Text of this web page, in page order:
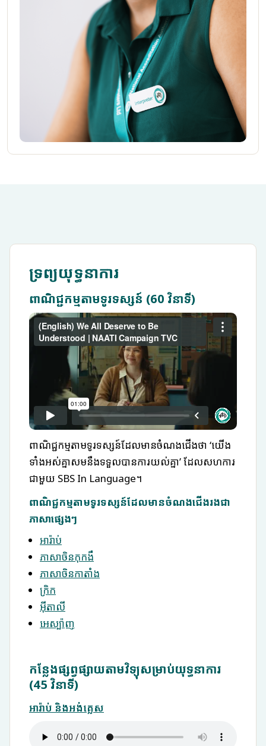
ទ្រព្យយុទ្ធនាការ
ពាណិជ្ជកម្មតាមទូរទស្សន៍ (60 វិនាទី)
ពាណិជ្ជកម្មតាមទូរទស្សន៍ដែលមានចំណងជើងថា ‘យើង
ទាំងអស់គ្នាសមនឹងទទួលបានការយល់គ្នា’ ដែលសហការ
ជាមួយ SBS In Language។
ពាណិជ្ជកម្មតាមទូរទស្សន៍ដែលមានចំណងជើងរងជា
ភាសាផ្សេងៗ
អារ៉ាប់
ភាសាចិនកុកងឺ
ភាសាចិនកាតាំង
ក្រិក
អ៊ីតាលី
អេស្ប៉ាញ
កន្លែងផ្សព្វផ្សាយតាមវិទ្យុសម្រាប់យុទ្ធនាការ
(45 វិនាទី)
អារ៉ាប់ និងអង់គ្លេស